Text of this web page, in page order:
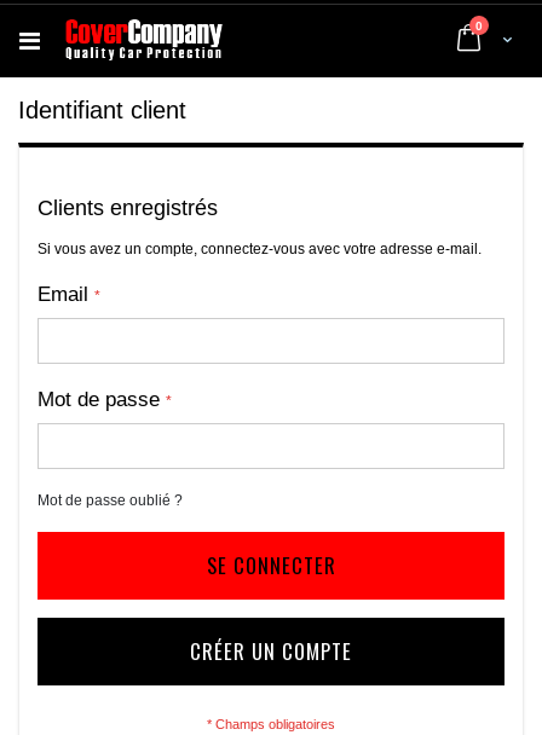
Cart
0 articles
Identifiant client
Clients enregistrés
Si vous avez un compte, connectez-vous avec votre adresse e-mail.
Email
Mot de passe
Mot de passe oublié ?
SE CONNECTER
CRÉER UN COMPTE